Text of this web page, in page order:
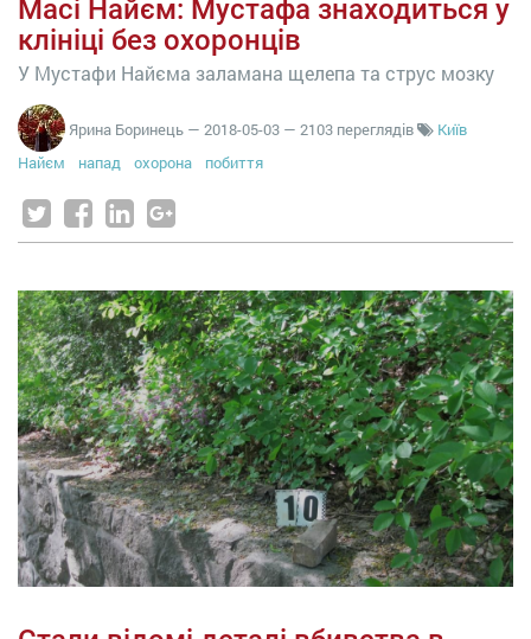
Масі Найєм: Мустафа знаходиться у
клініці без охоронців
У Мустафи Найєма заламана щелепа та струс мозку
Ярина Боринець — 2018-05-03 — 2103 переглядів
Київ
Найєм
напад охорона побиття